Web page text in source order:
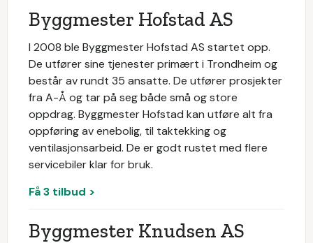
Byggmester Hofstad AS
I 2008 ble Byggmester Hofstad AS startet opp.
De utfører sine tjenester primært i Trondheim og
består av rundt 35 ansatte. De utfører prosjekter
fra A-Å og tar på seg både små og store
oppdrag. Byggmester Hofstad kan utføre alt fra
oppføring av enebolig, til taktekking og
ventilasjonsarbeid. De er godt rustet med flere
servicebiler klar for bruk.
Få 3 tilbud >
Byggmester Knudsen AS